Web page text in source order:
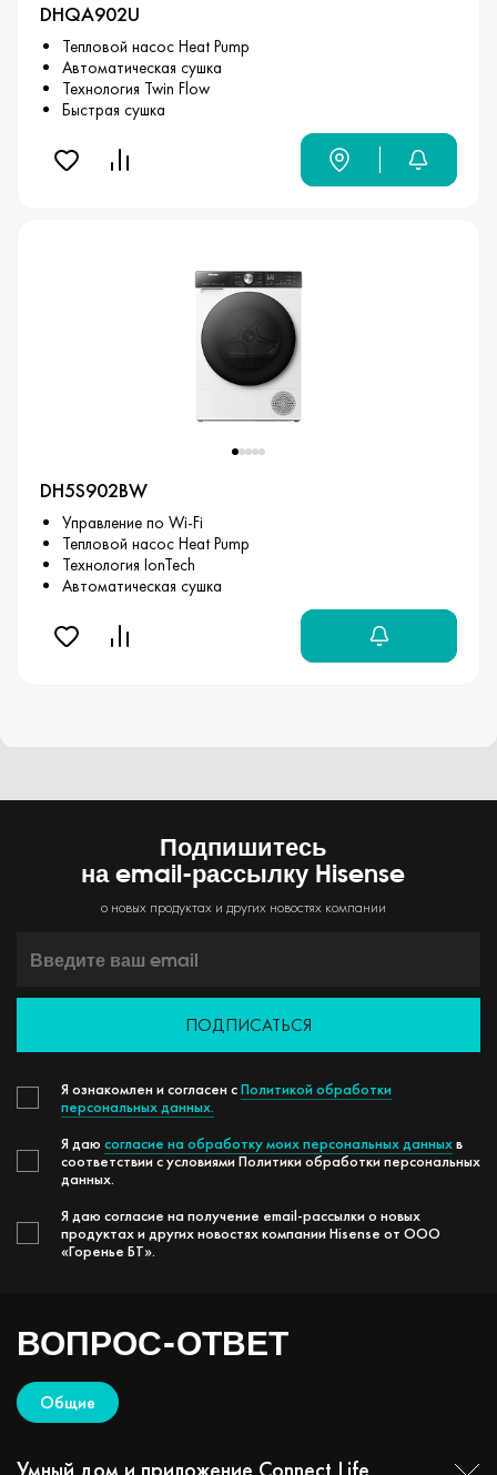
DHQA902U
Тепловой насос Heat Pump
Автоматическая сушка
Технология Twin Flow
Быстрая сушка
DH5S902BW
Управление по Wi-Fi
Тепловой насос Heat Pump
Технология IonTech
Автоматическая сушка
Подпишитесь
на email-рассылку Hisense
о новых продуктах и других новостях компании
ПОДПИСАТЬСЯ
Я ознакомлен и согласен сПолитикой обработки
персональных данных.
Я даю согласие на обработку моих персональных данныхв
соответствии с условиями Политики обработки персональных
данных.
Я даю согласие на получение email-рассылки о новых
продуктах и других новостях компании Hisense от ООО
«Горенье БТ».
ВОПРОС-ОТВЕТ
Общие